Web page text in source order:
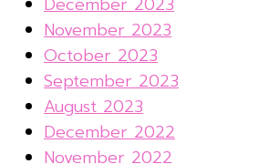
November 2023
October 2023
September 2023
August 2023
December 2022
November 2022